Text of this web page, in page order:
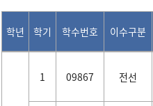
학년 학기 학수번호 이수구분
1 09867 전선